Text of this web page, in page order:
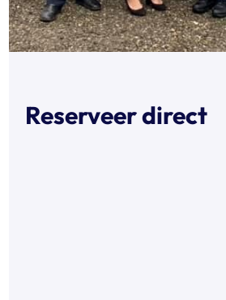
Reserveer direct